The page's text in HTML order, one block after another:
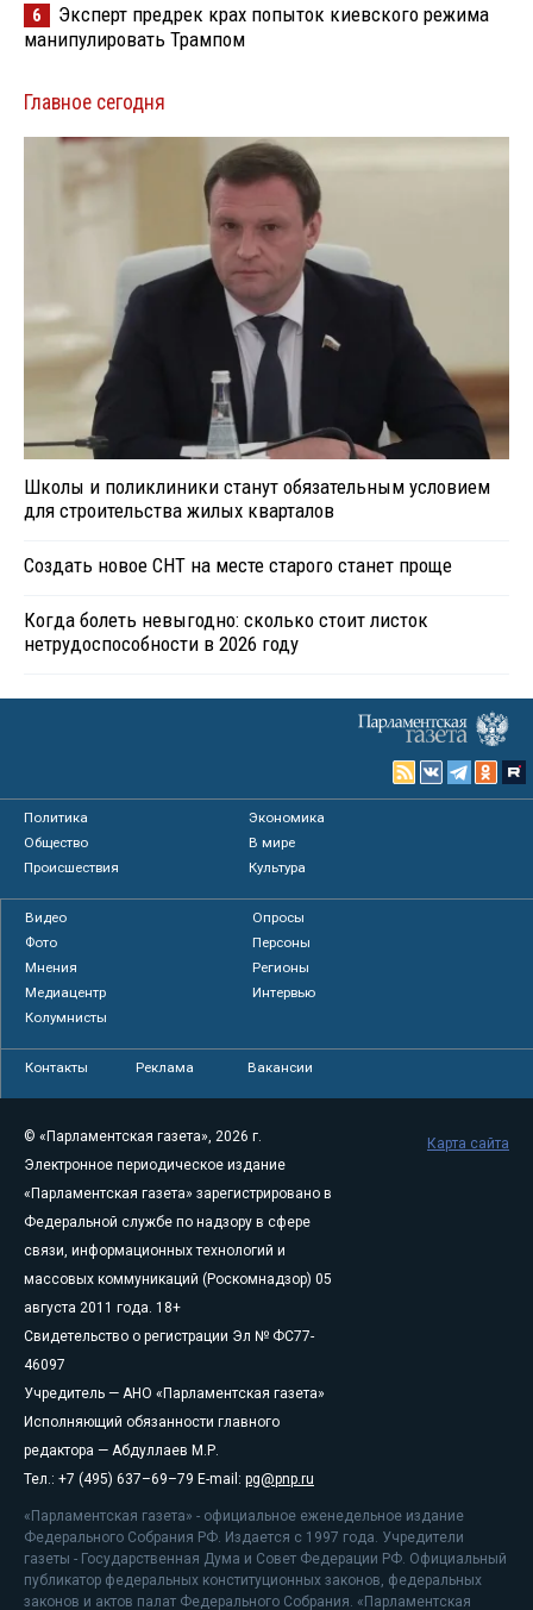
6
Эксперт предрек крах попыток киевского режима
манипулировать Трампом
Главное сегодня
Школы и поликлиники станут обязательным условием
для строительства жилых кварталов
Создать новое СНТ на месте старого станет проще
Когда болеть невыгодно: сколько стоит листок
нетрудоспособности в 2026 году
Политика
Экономика
Общество
В мире
Происшествия
Культура
Видео
Опросы
Фото
Персоны
Мнения
Регионы
Медиацентр
Интервью
Колумнисты
Контакты Реклама Вакансии
© «Парламентская газета», 2026 г.
Электронное периодическое издание
«Парламентская газета» зарегистрировано в
Федеральной службе по надзору в сфере
связи, информационных технологий и
массовых коммуникаций (Роскомнадзор) 05
августа 2011 года. 18+
Свидетельство о регистрации Эл № ФС77-
46097
Учредитель — АНО «Парламентская газета»
Исполняющий обязанности главного
редактора — Абдуллаев М.Р.
Тел.: +7 (495) 637–69–79 E-mail: pg@pnp.ru
«Парламентская газета» - официальное еженедельное издание
Федерального Собрания РФ. Издается с 1997 года. Учредители
газеты - Государственная Дума и Совет Федерации РФ. Официальный
публикатор федеральных конституционных законов, федеральных
законов и актов палат Федерального Собрания. «Парламентская
Карта сайта